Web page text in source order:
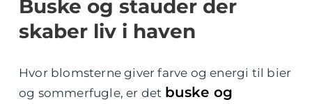
Buske og stauder der
skaber liv i haven
Hvor blomsterne giver farve og energi til bier
og sommerfugle, er det buske og